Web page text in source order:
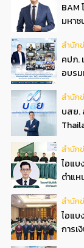
BAM
มหาช
สํานัก
คปภ.
อบร
สํานัก
บสย.
สํานัก
ไอแบ
ตำแ
สํานัก
ไอแบ
การเ